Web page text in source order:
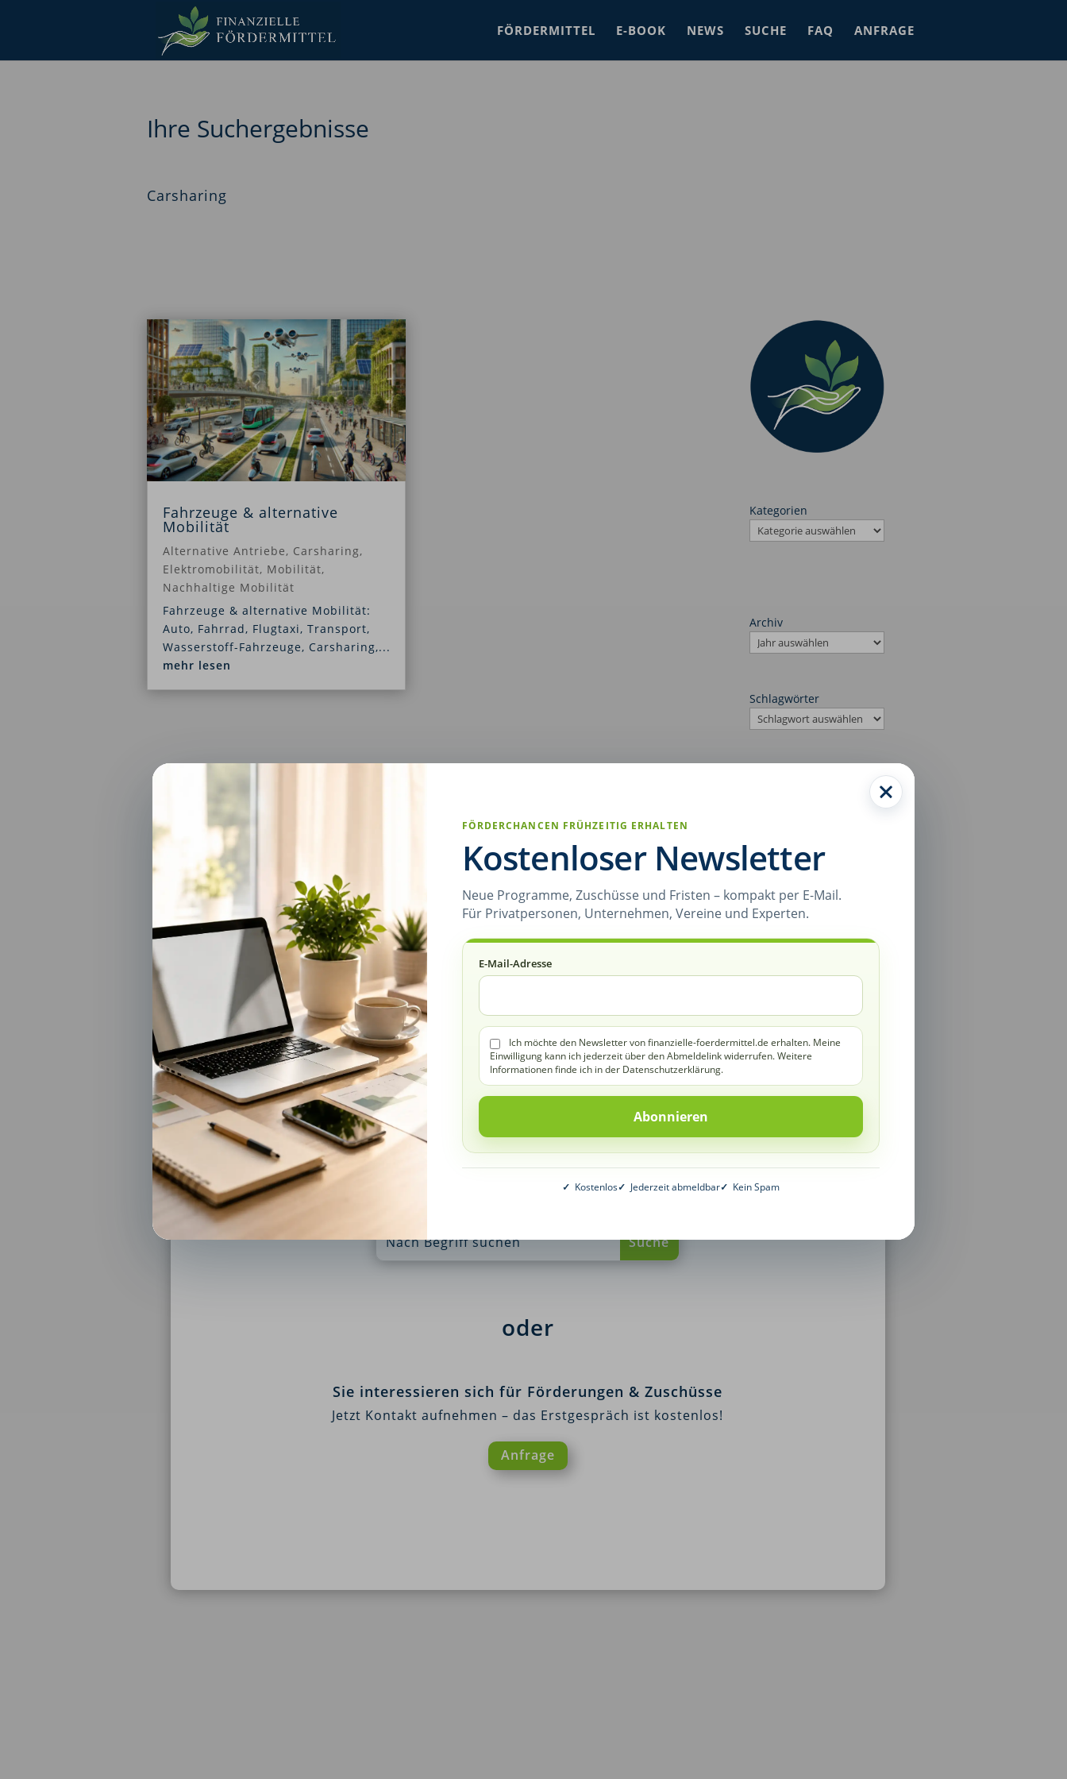
FÖRDERMITTEL E-BOOK NEWS SUCHE FAQ ANFRAGE
Ihre Suchergebnisse
Carsharing
Fahrzeuge & alternative
Mobilität
Alternative Antriebe, Carsharing,
Elektromobilität, Mobilität,
Nachhaltige Mobilität
Fahrzeuge & alternative Mobilität:
Auto, Fahrrad, Flugtaxi, Transport,
Wasserstoff-Fahrzeuge, Carsharing,...
mehr lesen
Kategorien
Archiv
Schlagwörter
Newsletter
Erneute Suche starten
oder
Sie interessieren sich für Förderungen & Zuschüsse
Jetzt Kontakt aufnehmen – das Erstgespräch ist kostenlos!
Anfrage
FÖRDERCHANCEN FRÜHZEITIG ERHALTEN
Kostenloser Newsletter
Neue Programme, Zuschüsse und Fristen – kompakt per E-Mail.
Für Privatpersonen, Unternehmen, Vereine und Experten.
E-Mail-Adresse
Ich möchte den Newsletter von finanzielle-foerdermittel.de erhalten. Meine
Einwilligung kann ich jederzeit über den Abmeldelink widerrufen. Weitere
Informationen finde ich in der Datenschutzerklärung.
✓ Kostenlos✓ Jederzeit abmeldbar✓ Kein Spam